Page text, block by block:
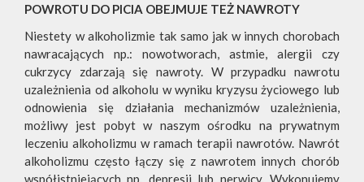
POWROTU DO PICIA OBEJMUJE TEŻ NAWROTY
Niestety w alkoholizmie tak samo jak w innych chorobach
nawracających np.: nowotworach, astmie, alergii czy
cukrzycy zdarzają się nawroty. W przypadku nawrotu
uzależnienia od alkoholu w wyniku kryzysu życiowego lub
odnowienia się działania mechanizmów uzależnienia,
możliwy jest pobyt w naszym ośrodku na prywatnym
leczeniu alkoholizmu w ramach terapii nawrotów. Nawrót
alkoholizmu często łączy się z nawrotem innych chorób
współistniejących np. depresji lub nerwicy. Wykonujemy